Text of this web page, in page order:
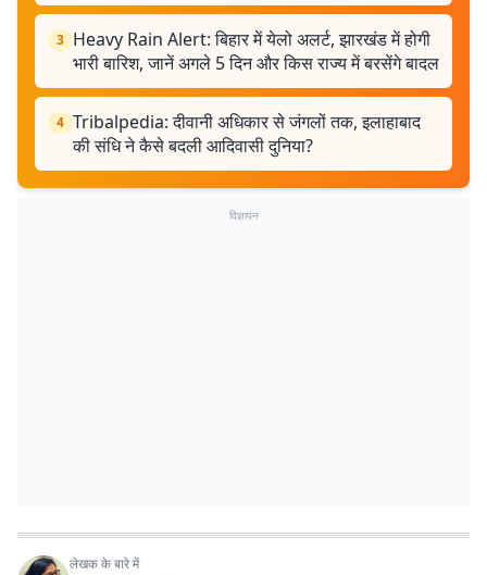
3 Heavy Rain Alert: बिहार में येलो अलर्ट, झारखंड में होगी
भारी बारिश, जानें अगले 5 दिन और किस राज्य में बरसेंगे बादल
4 Tribalpedia: दीवानी अधिकार से जंगलों तक, इलाहाबाद
की संधि ने कैसे बदली आदिवासी दुनिया?
विज्ञापन
लेखक के बारे में